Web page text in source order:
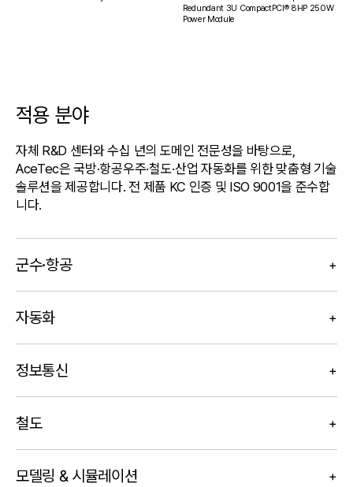
Redundant 3U CompactPCI® 8HP 250W
Power Module
적용 분야
자체 R&D 센터와 수십 년의 도메인 전문성을 바탕으로,
AceTec은 국방·항공우주·철도·산업 자동화를 위한 맞춤형 기술
솔루션을 제공합니다. 전 제품 KC 인증 및 ISO 9001을 준수합
니다.
군수·항공 +
자동화 +
정보통신 +
철도 +
모델링 & 시뮬레이션 +